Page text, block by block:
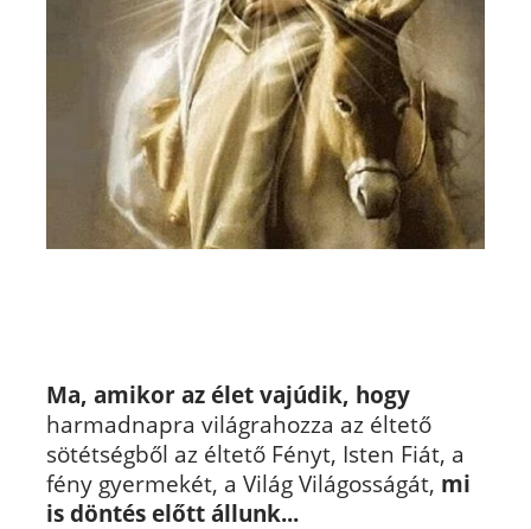
Ma, amikor az élet vajúdik, hogy
harmadnapra világrahozza az éltető
sötétségből az éltető Fényt, Isten Fiát, a
fény gyermekét, a Világ Világosságát, mi
is döntés előtt állunk...